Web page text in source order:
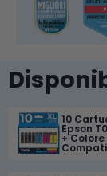
10
Epson
+ Colore